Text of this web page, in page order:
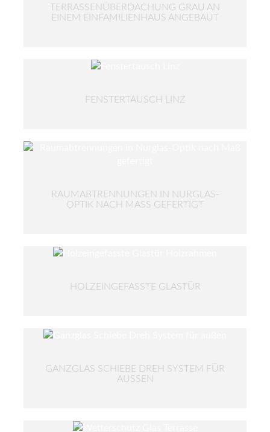
TERRASSENÜBERDACHUNG GRAU AN
EINEM EINFAMILIENHAUS ANGEBAUT
FENSTERTAUSCH LINZ
RAUMABTRENNUNGEN IN NURGLAS-
OPTIK NACH MASS GEFERTIGT
HOLZEINGEFASSTE GLASTÜR
GANZGLAS SCHIEBE DREH SYSTEM FÜR
AUSSEN